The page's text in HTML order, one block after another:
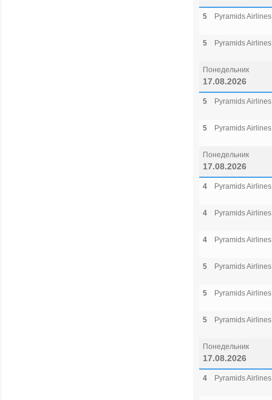
5 Pyramids Airlines
5 Pyramids Airlines
Понедельник
17.08.2026
5 Pyramids Airlines
5 Pyramids Airlines
Понедельник
17.08.2026
4 Pyramids Airlines
4 Pyramids Airlines
4 Pyramids Airlines
5 Pyramids Airlines
5 Pyramids Airlines
5 Pyramids Airlines
Понедельник
17.08.2026
4 Pyramids Airlines